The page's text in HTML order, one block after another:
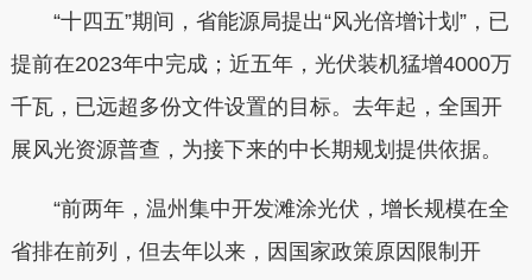
“十四五”期间，省能源局提出“风光倍增计划”，已
提前在2023年中完成；近五年，光伏装机猛增4000万
千瓦，已远超多份文件设置的目标。去年起，全国开
展风光资源普查，为接下来的中长期规划提供依据。
“前两年，温州集中开发滩涂光伏，增长规模在全
省排在前列，但去年以来，因国家政策原因限制开